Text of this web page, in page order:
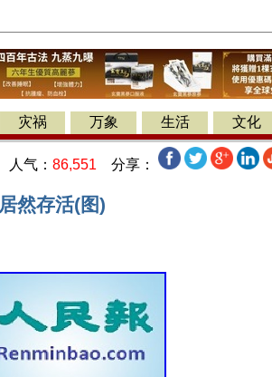
灾祸 万象 生活 文化
人气： 86,551 分享：
然存活(图)